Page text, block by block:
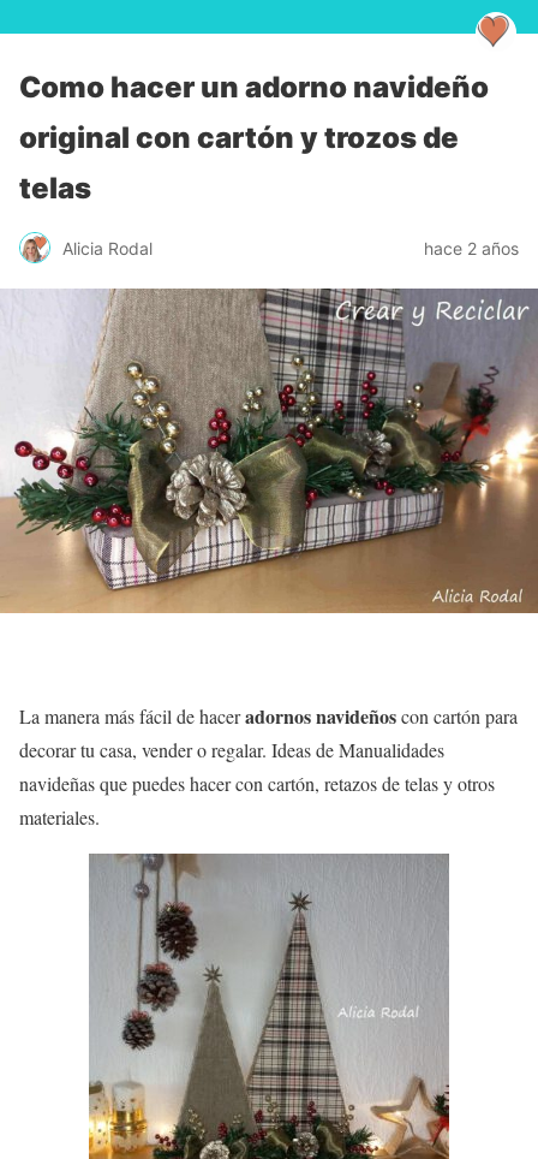
Como hacer un adorno navideño
original con cartón y trozos de
telas
Alicia Rodal hace 2 años
La manera más fácil de haceradornos navideñoscon cartón para
decorar tu casa, vender o regalar. Ideas de Manualidades
navideñas que puedes hacer con cartón, retazos de telas y otros
materiales.